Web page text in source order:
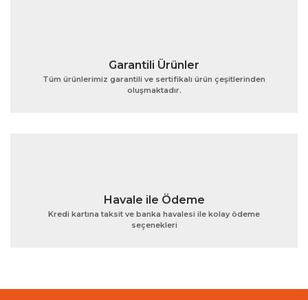
Gönder
Garantili Ürünler
Tüm ürünlerimiz garantili ve sertifikalı ürün çeşitlerinden
oluşmaktadır.
Havale ile Ödeme
Kredi kartına taksit ve banka havalesi ile kolay ödeme
seçenekleri